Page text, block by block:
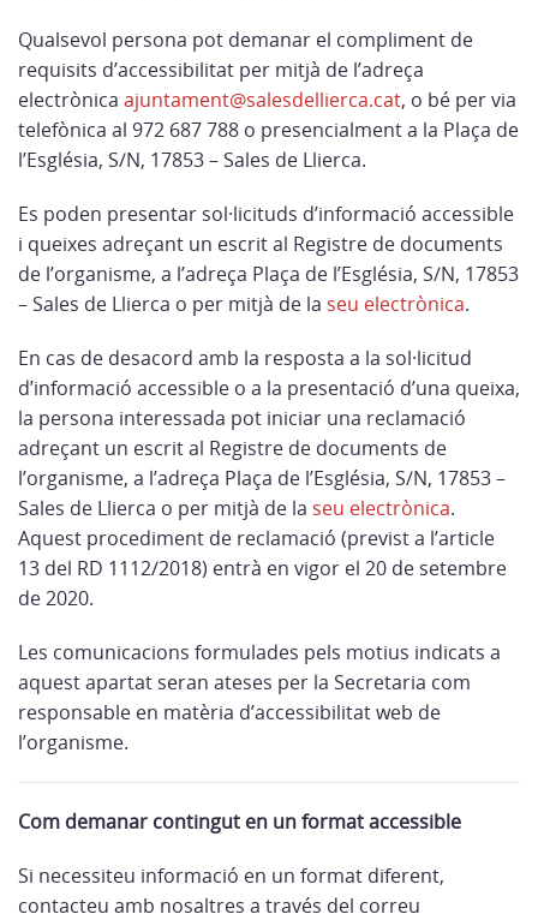
Qualsevol persona pot demanar el compliment de
requisits d’accessibilitat per mitjà de l’adreça
electrònica ajuntament@salesdellierca.cat, o bé per via
telefònica al 972 687 788 o presencialment a la Plaça de
l’Església, S/N, 17853 – Sales de Llierca.
Es poden presentar sol·licituds d’informació accessible
i queixes adreçant un escrit al Registre de documents
de l’organisme, a l’adreça Plaça de l’Església, S/N, 17853
– Sales de Llierca o per mitjà de la seu electrònica.
En cas de desacord amb la resposta a la sol·licitud
d’informació accessible o a la presentació d’una queixa,
la persona interessada pot iniciar una reclamació
adreçant un escrit al Registre de documents de
l’organisme, a l’adreça Plaça de l’Església, S/N, 17853 –
Sales de Llierca o per mitjà de la seu electrònica.
Aquest procediment de reclamació (previst a l’article
13 del RD 1112/2018) entrà en vigor el 20 de setembre
de 2020.
Les comunicacions formulades pels motius indicats a
aquest apartat seran ateses per la Secretaria com
responsable en matèria d’accessibilitat web de
l’organisme.
Com demanar contingut en un format accessible
Si necessiteu informació en un format diferent,
contacteu amb nosaltres a través del correu